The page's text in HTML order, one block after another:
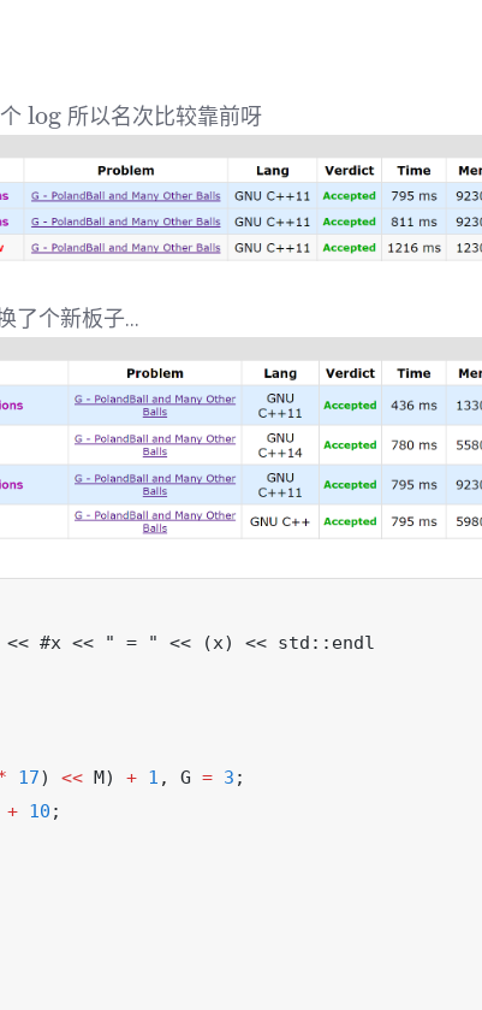
个\log
log 所以名次比较靠前呀
了个新板子...
#x << " = " << (x) << std::endl
17) << M) + 1 , G = 3 ;
+ 10 ;